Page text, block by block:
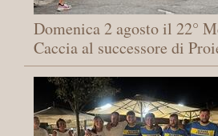
Domenica 2 agosto il 22°
Caccia al successore di